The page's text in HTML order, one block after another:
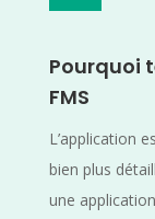
Pourquoi
FMS
L’application
bien plus
une